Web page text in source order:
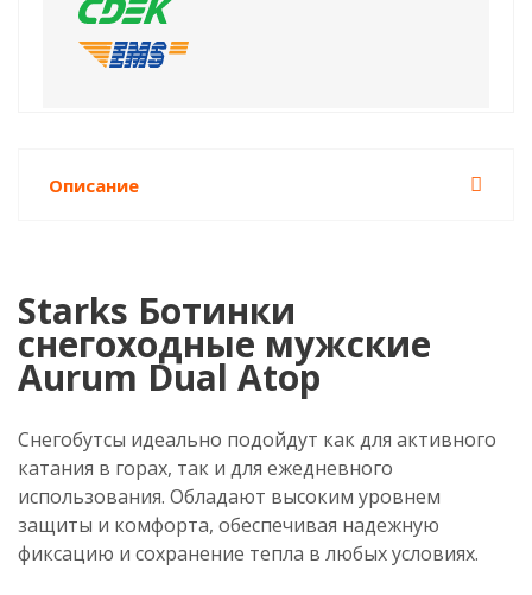
Описание
Starks Ботинки
снегоходные мужские
Aurum Dual Atop
Снегобутсы идеально подойдут как для активного
катания в горах, так и для ежедневного
использования. Обладают высоким уровнем
защиты и комфорта, обеспечивая надежную
фиксацию и сохранение тепла в любых условиях.